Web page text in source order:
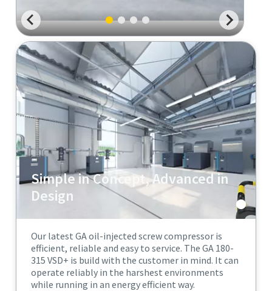
Our latest GA oil-injected screw compressor is
efficient, reliable and easy to service. The GA 180-
315 VSD+ is build with the customer in mind. It can
operate reliably in the harshest environments
while running in an energy efficient way.
Simple in Concept, Advanced in
Design